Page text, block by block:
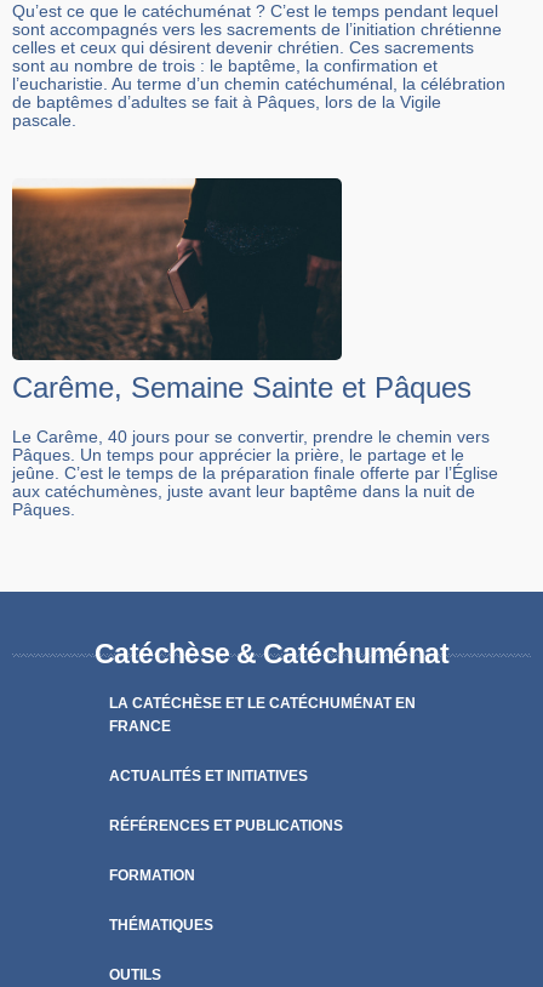
Qu’est ce que le catéchuménat ? C’est le temps pendant lequel
sont accompagnés vers les sacrements de l’initiation chrétienne
celles et ceux qui désirent devenir chrétien. Ces sacrements
sont au nombre de trois : le baptême, la confirmation et
l’eucharistie. Au terme d’un chemin catéchuménal, la célébration
de baptêmes d’adultes se fait à Pâques, lors de la Vigile
pascale.
Carême, Semaine Sainte et Pâques
Le Carême, 40 jours pour se convertir, prendre le chemin vers
Pâques. Un temps pour apprécier la prière, le partage et le
jeûne. C’est le temps de la préparation finale offerte par l’Église
aux catéchumènes, juste avant leur baptême dans la nuit de
Pâques.
Catéchèse & Catéchuménat
LA CATÉCHÈSE ET LE CATÉCHUMÉNAT EN
FRANCE
ACTUALITÉS ET INITIATIVES
RÉFÉRENCES ET PUBLICATIONS
FORMATION
THÉMATIQUES
OUTILS